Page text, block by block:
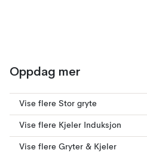
Oppdag mer
Vise flere Stor gryte
Vise flere Kjeler Induksjon
Vise flere Gryter & Kjeler